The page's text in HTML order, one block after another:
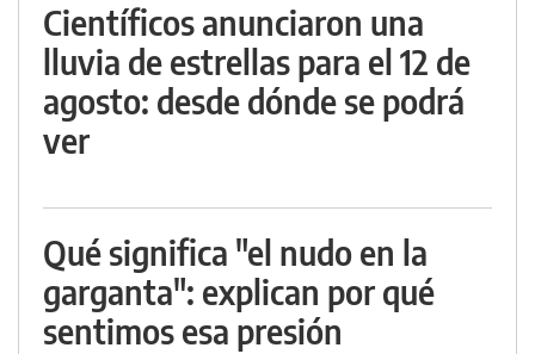
Científicos anunciaron una
lluvia de estrellas para el 12 de
agosto: desde dónde se podrá
ver
Qué significa "el nudo en la
garganta": explican por qué
sentimos esa presión